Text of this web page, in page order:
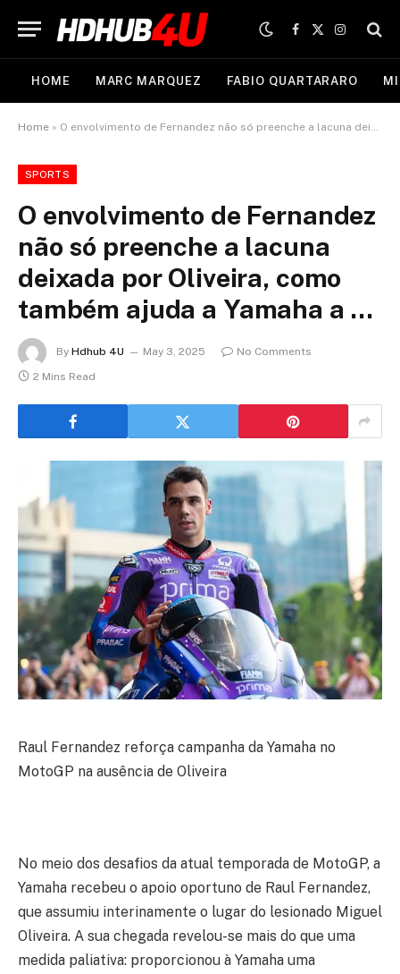
Facebook
X
(Twitter)
Instagram
HOME MARC MARQUEZ FABIO QUARTARARO
Home » O envolvimento de Fernandez não só preenche a lacuna deixada por Oliveira, como também ajuda a Yamaha a …
SPORTS
O envolvimento de Fernandez
não só preenche a lacuna
deixada por Oliveira, como
também ajuda a Yamaha a …
By Hdhub 4U May 3, 2025
No Comments
2 Mins Read
Raul Fernandez reforça campanha da Yamaha no
MotoGP na ausência de Oliveira
No meio dos desafios da atual temporada de MotoGP, a
Yamaha recebeu o apoio oportuno de Raul Fernandez,
que assumiu interinamente o lugar do lesionado Miguel
Oliveira. A sua chegada revelou-se mais do que uma
medida paliativa: proporcionou à Yamaha uma